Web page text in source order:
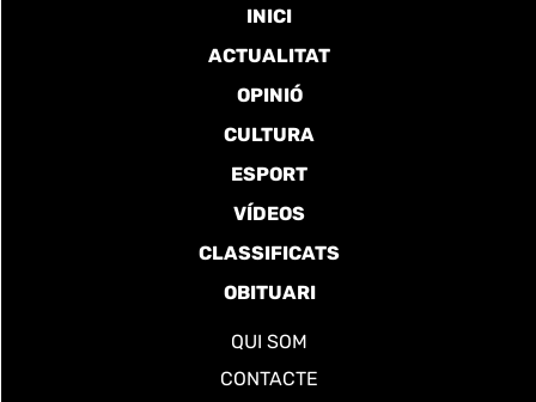
INICI
ACTUALITAT
OPINIÓ
CULTURA
ESPORT
VÍDEOS
CLASSIFICATS
OBITUARI
QUI SOM
CONTACTE